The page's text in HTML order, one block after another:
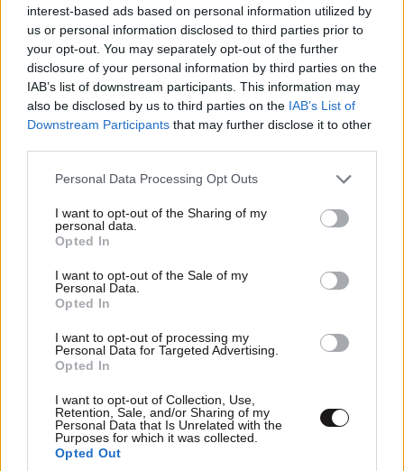
interest-based ads based on personal information utilized by
us or personal information disclosed to third parties prior to
your opt-out. You may separately opt-out of the further
disclosure of your personal information by third parties on the
IAB’s list of downstream participants. This information may
also be disclosed by us to third parties on the IAB’s List of
Downstream Participants that may further disclose it to other
Please note that this website/app uses one or more Google
not limited to your visit or usage behaviour. You may click to
grant or deny consent to Google and its third-party tags to
use your data for below specified purposes in below Google
consent section.
Personal Data Processing Opt Outs
I want to opt-out of the Sharing of my
personal data.
Opted In
I want to opt-out of the Sale of my
Personal Data.
Opted In
I want to opt-out of processing my
Personal Data for Targeted Advertising.
Opted In
I want to opt-out of Collection, Use,
Retention, Sale, and/or Sharing of my
Personal Data that Is Unrelated with the
Purposes for which it was collected.
Opted Out
Διαβάστε και ακολουθήστε τους κανόνες σχολιασμού
TRENDING